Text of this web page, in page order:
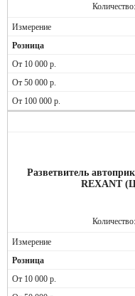
Количество:
Разветвитель
REXANT
Количество: